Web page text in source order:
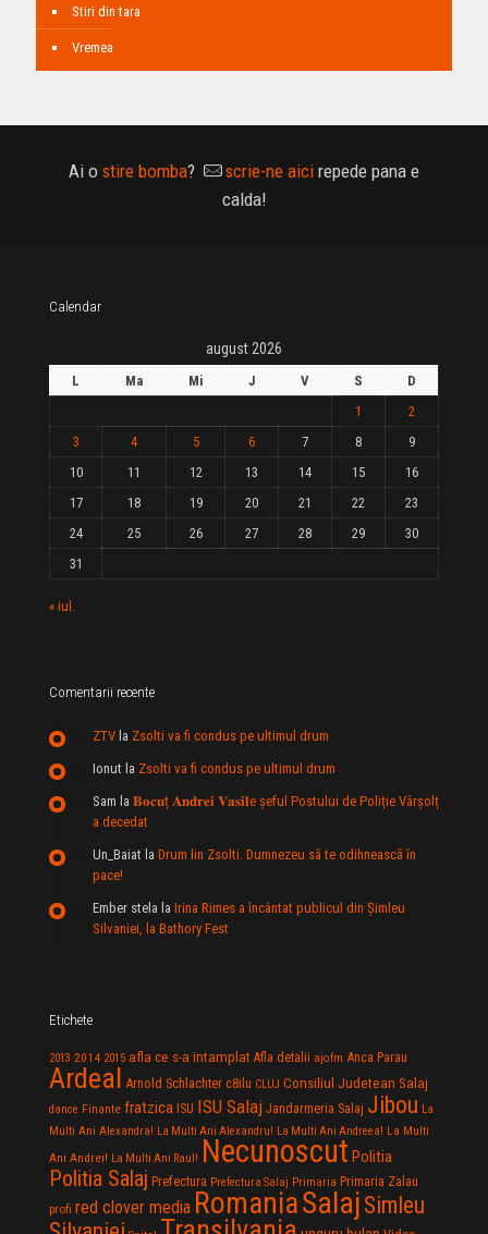
Stiri din tara
Vremea
Ai o stire bomba? scrie-ne aici repede pana e
calda!
Calendar
august 2026
L Ma Mi J V S
D
1
2
3
4 5 6 7 8
9
10
11 12 13 14 15
16
17
18 19 20 21 22
23
24
25 26 27 28 29
30
31
« iul.
Comentarii recente
ZTV la Zsolti va fi condus pe ultimul drum
Ionut la Zsolti va fi condus pe ultimul drum
Sam la 𝐁𝐨𝐜𝐮ț 𝐀𝐧𝐝𝐫𝐞𝐢 𝐕𝐚𝐬𝐢𝐥e şeful Postului de Poliție Vârșolț
a decedat
Un_Baiat la Drum lin Zsolti. Dumnezeu sã te odihneascã în
pace!
Ember stela la Irina Rimes a încântat publicul din Şimleu
Silvaniei, la Bathory Fest
Etichete
2013 2014 2015 afla ce s-a intamplat Afla detalii ajofm Anca Parau
Ardeal Arnold Schlachter c8ilu CLUJ Consiliul Judetean Salaj
dance Finante fratzica ISU ISU Salaj Jandarmeria Salaj Jibou La
Multi Ani Alexandra! La Multi Ani Alexandru! La Multi Ani Andreea! La Multi
Ani Andrei! La Multi Ani Raul! Necunoscut Politia
Politia Salaj Prefectura Prefectura Salaj Primaria Primaria Zalau
profi red clover media RomaniaSalaj Simleu